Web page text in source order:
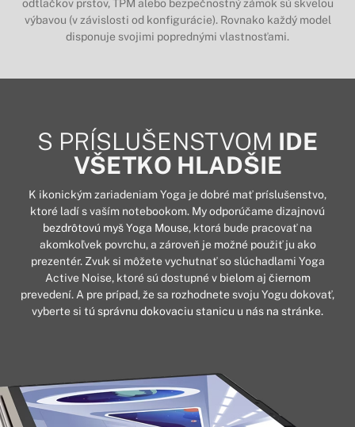
odtlačkov prstov, TPM alebo bezpečnostný zámok sú skvelou
výbavou (v závislosti od konfigurácie). Rovnako každý model
disponuje svojimi poprednými vlastnosťami.
S PRÍSLUŠENSTVOM IDE
VŠETKO HLADŠIE
K ikonickým zariadeniam Yoga je dobré mať príslušenstvo,
ktoré ladí s vaším notebookom. My odporúčame dizajnovú
bezdrôtovú myš Yoga Mouse, ktorá bude pracovať na
akomkoľvek povrchu, a zároveň je možné použiť ju ako
prezentér. Zvuk si môžete vychutnať so slúchadlami Yoga
Active Noise, ktoré sú dostupné v bielomaj čiernom
prevedení. A pre prípad, že sa rozhodnete svoju Yogu dokovať,
vyberte si tú správnu dokovaciu stanicu u nás na stránke.